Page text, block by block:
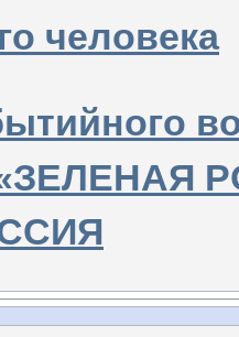
человека